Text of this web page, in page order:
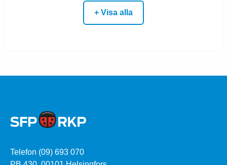
+ Visa alla
Telefon (09) 693 070